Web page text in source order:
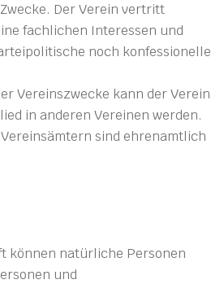
Der Verein vertritt
fachlichen Interessen und
noch konfessionelle
Vereinszwecke kann der Verein
in anderen Vereinen werden.
sind ehrenamtlich
können natürliche Personen
und